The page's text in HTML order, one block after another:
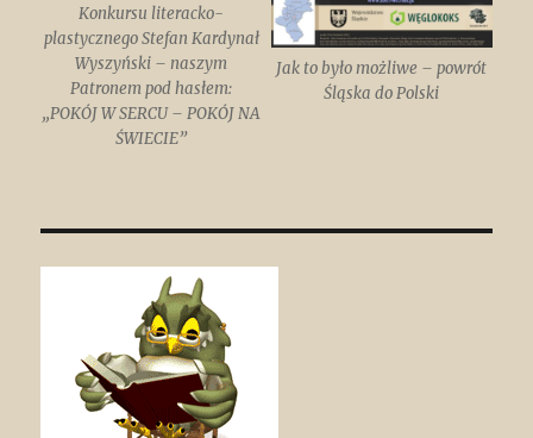
Konkursu literacko-
plastycznego Stefan Kardynał
Wyszyński – naszym
Patronem pod hasłem:
„POKÓJ W SERCU – POKÓJ NA
ŚWIECIE”
Jak to było możliwe – powrót
Śląska do Polski